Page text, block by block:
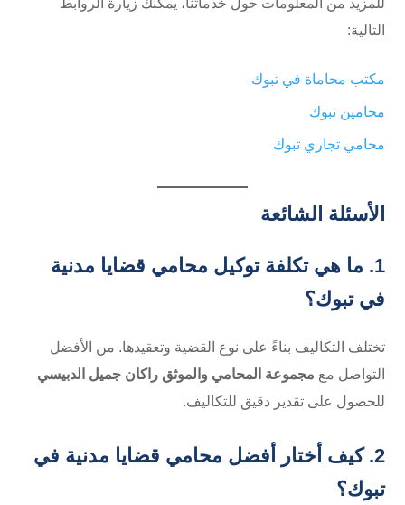
للمزيد من المعلومات حول خدماتنا، يمكنك زيارة الروابط
التالية:
مكتب محاماة في تبوك
محامين تبوك
محامي تجاري تبوك
الأسئلة الشائعة
1. ما هي تكلفة توكيل محامي قضايا مدنية
في تبوك؟
تختلف التكاليف بناءً على نوع القضية وتعقيدها. من الأفضل
التواصل مع مجموعة المحامي والموثق راكان جميل الدبيسي
للحصول على تقدير دقيق للتكاليف.
2. كيف أختار أفضل محامي قضايا مدنية في
تبوك؟